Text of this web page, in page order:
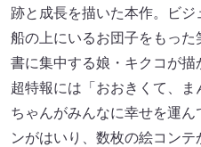
跡と成長を描いた本作。ビ
船の上にいるお団子をもっ
書に集中する娘・キクコが描
超特報には「おおきくて、
ちゃんがみんなに幸せを運
ンがはいり、数枚の絵コン